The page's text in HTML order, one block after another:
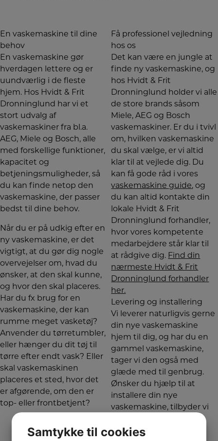
En vaskemaskine til dine
behov
En vaskemaskine gør
hverdagen lettere og er
uundværlig i de fleste
hjem. Hos Hvidt & Frit
Dronninglund har vi et
stort udvalg af
vaskemaskiner fra bl.a.
AEG, Miele og Bosch, alle
med forskellige funktioner,
kapacitet og
betjeningsmuligheder, så
du kan finde netop den
vaskemaskine, der passer
bedst til dine behov.
Når du er på udkig efter en
ny vaskemaskine, er det
vigtigt, at du gør dig nogle
overvejelser om, hvad du
ønsker, at den skal kunne,
og hvor den skal placeres.
Har du fx brug for en
vaskemaskine, der kan
rumme meget vasketøj?
Anvender du tørretumbler,
eller hænger du dit tøj til
tørre efter endt vask? Eller
skal vaskemaskinen
placeres et sted, hvor det
er afgørende, om den er
top- eller frontbetjent?
Få professionel vejledning
hos os
Det kan være en jungle at
finde ny vaskemaskine, og
hos Hvidt & Frit
Dronninglund holder vi alle
de store brands såsom
Miele, AEG og Bosch
vaskemaskiner. Er du i tvivl
om, hvilken vaskemaskine
du skal vælge, er vi altid
klar til at vejlede dig. Du
kan få gode råd i vores
vaskemaskine guide, og
du kan altid kontakte din
lokale Hvidt & Frit
Dronninglund forhandler,
hvor vores kompetente
medarbejdere står klar til
at rådgive dig. Find din
nærmeste Hvidt & Frit
Dronninglund forhandler
her.
Levering og installering
Vi leverer naturligvis gerne
din nye vaskemaskine
hjem til dig, og har du en
gammel vaskemaskine,
tager vi den også med
glæde med til genbrug.
Ønsker du hjælp til at
installere din nye
vaskemaskine, tilbyder vi
energimærke
Der er kommet nye regler for energimærkning fra EU pr. 1. marts 2021. Læs om de nye
Garanti!
Samtykke til cookies